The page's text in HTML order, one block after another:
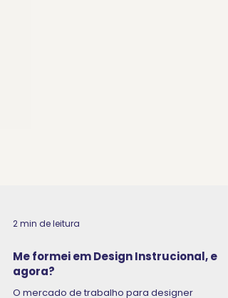
2 min de leitura